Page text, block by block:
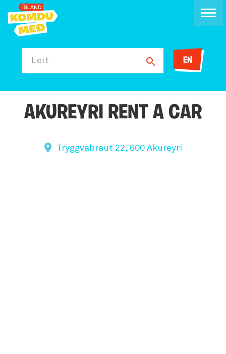
Leit EN
AKUREYRI RENT A CAR
Tryggvabraut 22, 600 Akureyri